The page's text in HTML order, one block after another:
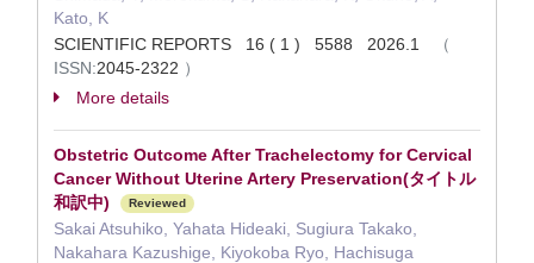
Kato, K
SCIENTIFIC REPORTS 16 ( 1 ) 5588 2026.1
（
ISSN:2045-2322 ）
More details
Obstetric Outcome After Trachelectomy for Cervical
Cancer Without Uterine Artery Preservation(タイトル
和訳中)
Reviewed
Sakai Atsuhiko, Yahata Hideaki, Sugiura Takako,
Nakahara Kazushige, Kiyokoba Ryo, Hachisuga